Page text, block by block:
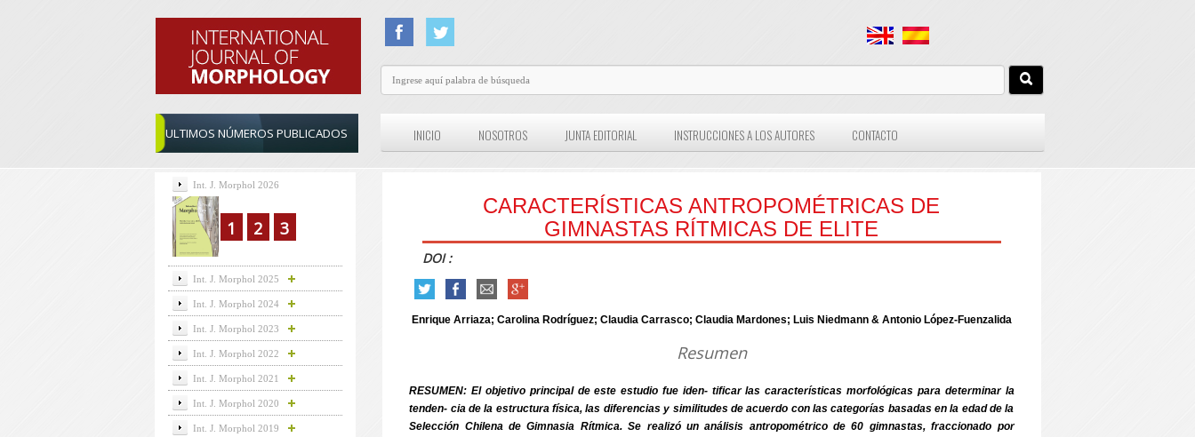
ULTIMOS NÚMEROS PUBLICADOS INICIO NOSOTROS JUNTA EDITORIAL INSTRUCCIONES A LOS AUTORES CONTACTO
CARACTERÍSTICAS ANTROPOMÉTRICAS DE
GIMNASTAS RÍTMICAS DE ELITE
DOI :
Enrique Arriaza; Carolina Rodríguez; Claudia Carrasco; Claudia Mardones; Luis Niedmann & Antonio López-Fuenzalida
Resumen
RESUMEN: El objetivo principal de este estudio fue iden- tificar las características morfológicas para determinar la
tenden- cia de la estructura física, las diferencias y similitudes de acuerdo con las categorías basadas en la edad de la
Selección Chilena de Gimnasia Rítmica. Se realizó un análisis antropométrico de 60 gimnastas, fraccionado por
Int. J. Morphol 2026
1 2 3
Int. J. Morphol 2025
Int. J. Morphol 2024
Int. J. Morphol 2023
Int. J. Morphol 2022
Int. J. Morphol 2021
Int. J. Morphol 2020
Int. J. Morphol 2019